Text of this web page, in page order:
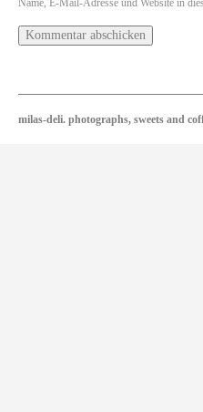
milas-deli. photographs, sweets and